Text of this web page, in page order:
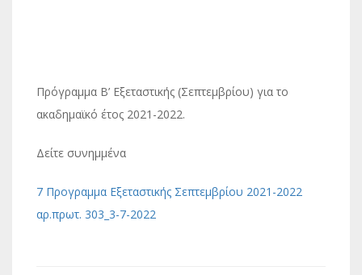
Πρόγραμμα Β’ Εξεταστικής (Σεπτεμβρίου) για το
ακαδημαϊκό έτος 2021-2022.
Δείτε συνημμένα
7 Προγραμμα Εξεταστικής Σεπτεμβρίου 2021-2022
αρ.πρωτ. 303_3-7-2022